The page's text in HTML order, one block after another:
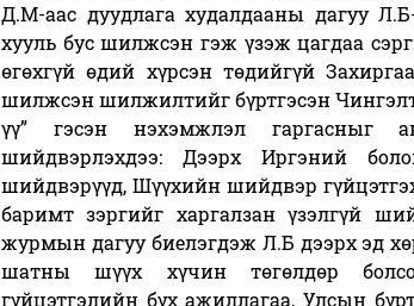
Д.М-аас дуудлага худалдааны дагуу
хууль бус шилжсэн гэж үзэж цагдаа
өгөхгүй өдий хүрсэн төдийгүй
шилжсэн шилжилтийг бүртгэсэн
үү” гэсэн нэхэмжлэл гаргасныг
шийдвэрлэхдээ: Дээрх Иргэний
шийдвэрүүд, Шүүхийн шийдвэр
баримт зэргийг харгалзан үзэлгүй
журмын дагуу биелэгдэж Л.Б дээрх эд
шатны шүүх хүчин төгөлдөр
гүйцэтгэлийн бүх ажиллагаа, Улсын